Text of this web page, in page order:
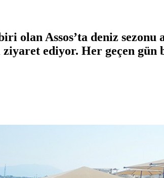
olan Assos’ta deniz sezonu
ediyor. Her geçen gün